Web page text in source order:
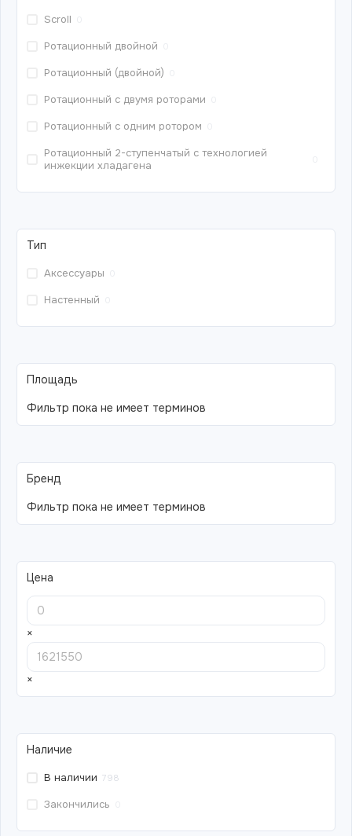
Scroll
Ротационный двойной
Ротационный (двойной)
Ротационный с двумя роторами
Ротационный с одним ротором
Ротационный 2-ступенчатый с технологией
инжекции хладагена
Тип
Аксессуары
Настенный
Площадь
Фильтр пока не имеет терминов
Бренд
Фильтр пока не имеет терминов
Цена
×
×
Наличие
В наличии 798
Закончились